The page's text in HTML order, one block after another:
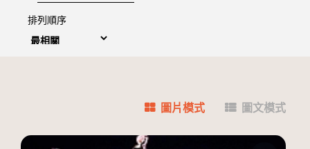
排列順序
圖片模式 圖文模式